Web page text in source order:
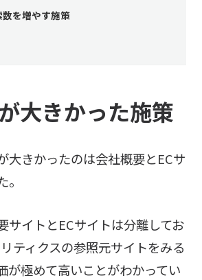
を増やす施策
大きかった施策
大きかったのは会社概要とECサ
サイトとECサイトは分離してお
ティクスの参照元サイトをみる
が極めて高いことがわかってい